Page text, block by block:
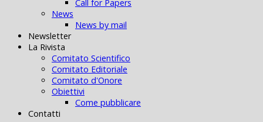
Call for Papers
News
News by mail
Newsletter
La Rivista
Comitato Scientifico
Comitato Editoriale
Comitato d'Onore
Obiettivi
Come pubblicare
Contatti